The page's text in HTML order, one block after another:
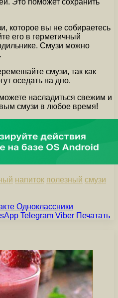
Это поможет сохранить
которое вы не собираетесь
его в герметичный
Смузи можно
смузи, так как
оседать на дно.
насладиться свежим и
смузи в любое время!
напиток полезный смузи
Одноклассники
Telegram Viber Печатать